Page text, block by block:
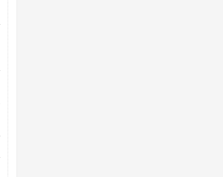
Одесу накрила потужна злива з